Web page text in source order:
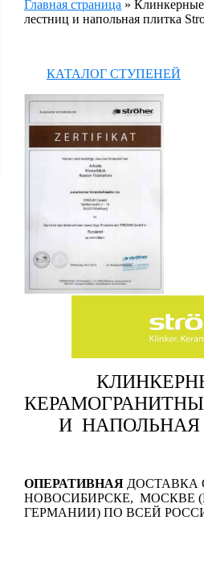
Главная страница »
лестниц и напольная плитка
КАТАЛОГ СТУПЕНЕЙ
И НАПОЛЬНАЯ
ОПЕРАТИВНАЯ ДОСТАВКА
НОВОСИБИРСКЕ, МОСКВЕ
ГЕРМАНИИ) ПО ВСЕЙ